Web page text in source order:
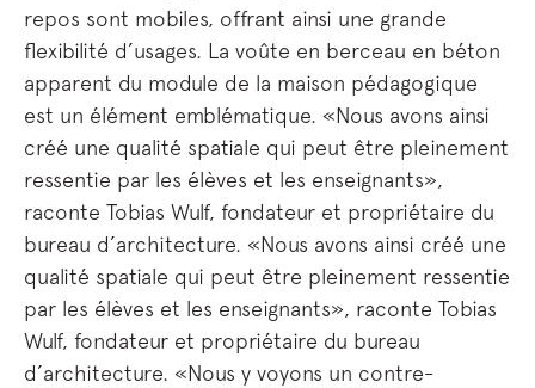
repos sont mobiles, offrant ainsi une grande
flexibilité d’usages. La voûte en berceau en béton
apparent du module de la maison pédagogique
est un élément emblématique. «Nous avons ainsi
créé une qualité spatiale qui peut être pleinement
ressentie par les élèves et les enseignants»,
raconte Tobias Wulf, fondateur et propriétaire du
bureau d’architecture. «Nous avons ainsi créé une
qualité spatiale qui peut être pleinement ressentie
par les élèves et les enseignants», raconte Tobias
Wulf, fondateur et propriétaire du bureau
d’architecture. «Nous y voyons un contre-